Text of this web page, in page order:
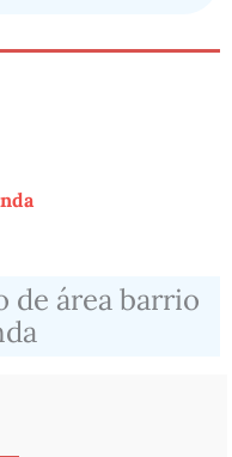
de área barrio